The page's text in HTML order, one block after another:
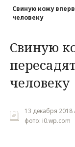
Финансы
Наука
Культура
Общество
Мнения
Свиную кожу
человеку
Свиную
человеку
13 декабря 2018
фото: i0.wp.com